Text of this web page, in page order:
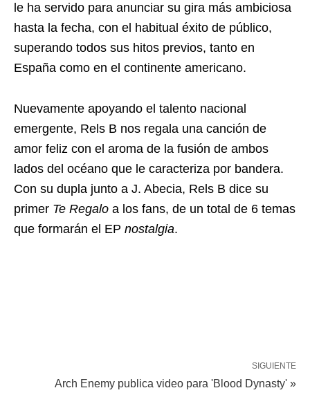
le ha servido para anunciar su gira más ambiciosa
hasta la fecha, con el habitual éxito de público,
superando todos sus hitos previos, tanto en
España como en el continente americano.
Nuevamente apoyando el talento nacional
emergente, Rels B nos regala una canción de
amor feliz con el aroma de la fusión de ambos
lados del océano que le caracteriza por bandera.
Con su dupla junto a J. Abecia, Rels B dice su
primer Te Regalo a los fans, de un total de 6 temas
que formarán el EP nostalgia.
SIGUIENTE
Arch Enemy publica video para 'Blood Dynasty' »